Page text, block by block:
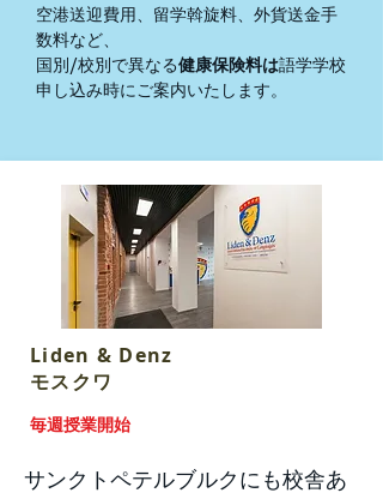
空港送迎費用、留学斡旋料、外貨送金手
数料など、
国別/校別で異なる健康保険料は語学学校
申し込み時にご案内いたします。
毎週授業開始
サンクトペテルブルクにも校舎あ
Liden & Denz
​モスクワ